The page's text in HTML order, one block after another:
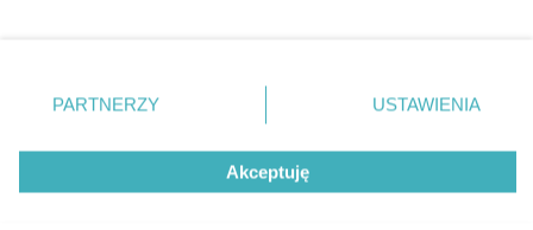
Gliwice
zmienić/wycofać klikając przycisk ustawień prywatności
znajdujący się w lewym dolnym rogu strony
rodzaje przetwarzania danych nie wymagają zgody
użytkownika, ale masz prawo sprzeciwić się takiemu
przetwarzaniu. Preferencje będą miały zastosowania tylko
PARTNERZY USTAWIENIA
Akceptuję